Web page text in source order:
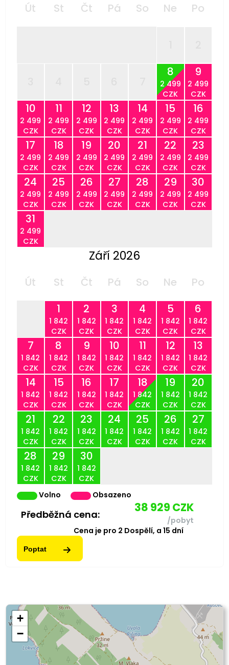
Út St Čt Pá So Ne Po
8
2 499
CZK
9
2 499
CZK
10
2 499
CZK
11
2 499
CZK
12
2 499
CZK
13
2 499
CZK
14
2 499
CZK
15
2 499
CZK
16
2 499
CZK
17
2 499
CZK
18
2 499
CZK
19
2 499
CZK
20
2 499
CZK
21
2 499
CZK
22
2 499
CZK
23
2 499
CZK
24
2 499
CZK
25
2 499
CZK
26
2 499
CZK
27
2 499
CZK
28
2 499
CZK
29
2 499
CZK
30
2 499
CZK
31
2 499
CZK
Září 2026
Út St Čt Pá So Ne
Po
1
1 842
CZK
2
1 842
CZK
3
1 842
CZK
4
1 842
CZK
5
1 842
CZK
6
1 842
CZK
7
1 842
CZK
8
1 842
CZK
9
1 842
CZK
10
1 842
CZK
11
1 842
CZK
12
1 842
CZK
13
1 842
CZK
14
1 842
CZK
15
1 842
CZK
16
1 842
CZK
17
1 842
CZK
18
1 842
CZK
19
1 842
CZK
20
1 842
CZK
21
1 842
CZK
22
1 842
CZK
23
1 842
CZK
24
1 842
CZK
25
1 842
CZK
26
1 842
CZK
27
1 842
CZK
28
1 842
CZK
29
1 842
CZK
30
1 842
CZK
Volno
Obsazeno
Předběžná cena: 38 929 CZK
/pobyt
Cena je pro 2 Dospělí, a 15 dní
Poptat
+
−